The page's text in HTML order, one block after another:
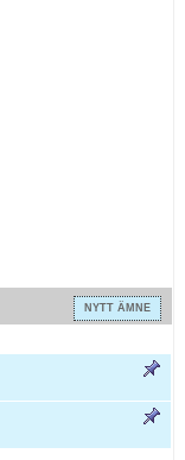
NYTT ÄMNE